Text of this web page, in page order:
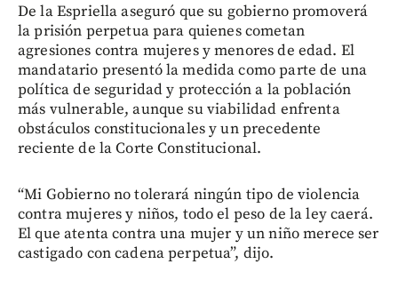
De la Espriella aseguró que su gobierno promoverá
la prisión perpetua para quienes cometan
agresiones contra mujeres y menores de edad. El
mandatario presentó la medida como parte de una
política de seguridad y protección a la población
más vulnerable, aunque su viabilidad enfrenta
obstáculos constitucionales y un precedente
reciente de la Corte Constitucional.
“Mi Gobierno no tolerará ningún tipo de violencia
contra mujeres y niños, todo el peso de la ley caerá.
El que atenta contra una mujer y un niño merece ser
castigado con cadena perpetua”, dijo.